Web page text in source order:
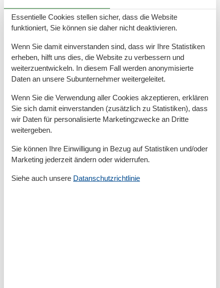
Kinder willkommen
Nichtraucher
Zimmer
3
Draußen
Privater P-Platz
Entfernung
Strandentfernung 600 m
Küche
Kaffeemaschine
Küche
Microwelle
Essentielle Cookies stellen sicher, dass die Website
funktioniert, Sie können sie daher nicht deaktivieren.
Wenn Sie damit einverstanden sind, dass wir Ihre Statistiken
erheben, hilft uns dies, die Website zu verbessern und
weiterzuentwickeln. In diesem Fall werden anonymisierte
Daten an unsere Subunternehmer weitergeleitet.
Wenn Sie die Verwendung aller Cookies akzeptieren, erklären
Sie sich damit einverstanden (zusätzlich zu Statistiken), dass
wir Daten für personalisierte Marketingzwecke an Dritte
weitergeben.
Sie können Ihre Einwilligung in Bezug auf Statistiken und/oder
Marketing jederzeit ändern oder widerrufen.
Siehe auch unsere Datanschutzrichtlinie